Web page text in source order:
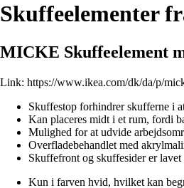
Skuffeelementer
MICKE Skuffeelement
Link: https://www.ikea.com/dk/da/p/
Skuffestop forhindrer skufferne i
Kan placeres midt i et rum, fordi
Mulighed for at udvide
Overfladebehandlet med
Skuffefront og skuffesider er
Kun i farven hvid, hvilket kan